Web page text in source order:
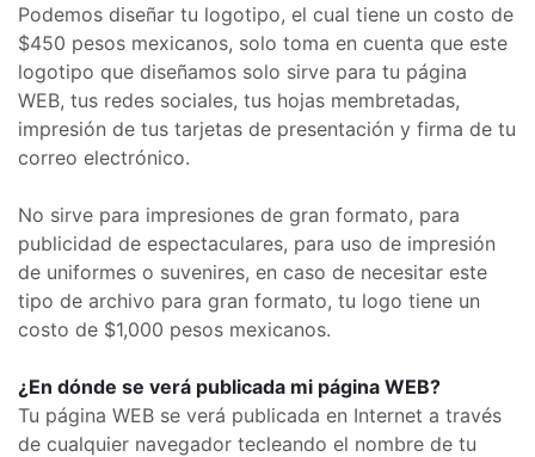
Podemos diseñar tu logotipo, el cual tiene un costo de
$450 pesos mexicanos, solo toma en cuenta que este
logotipo que diseñamos solo sirve para tu página
WEB, tus redes sociales, tus hojas membretadas,
impresión de tus tarjetas de presentación y firma de tu
correo electrónico.
No sirve para impresiones de gran formato, para
publicidad de espectaculares, para uso de impresión
de uniformes o suvenires, en caso de necesitar este
tipo de archivo para gran formato, tu logo tiene un
costo de $1,000 pesos mexicanos.
¿En dónde se verá publicada mi página WEB?
Tu página WEB se verá publicada en Internet a través
de cualquier navegador tecleando el nombre de tu